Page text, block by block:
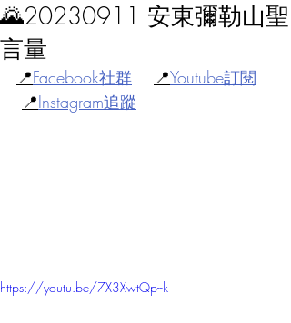
🌄20230911 安東彌勒山聖
言量
📍Facebook社群 📍Youtube訂閱
📍Instagram追蹤
https://youtu.be/7X3XwtQp--k